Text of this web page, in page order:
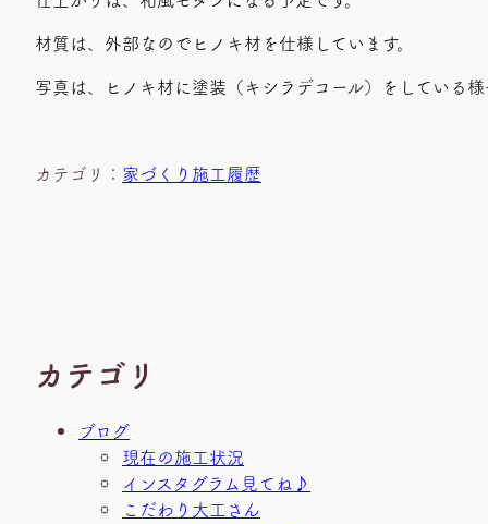
材質は、外部なのでヒノキ材を仕様しています。
写真は、ヒノキ材に塗装（キシラデコール）をしている様
カテゴリ： 家づくり施工履歴
カテゴリ
ブログ
現在の施工状況
インスタグラム見てね♪
こだわり大工さん